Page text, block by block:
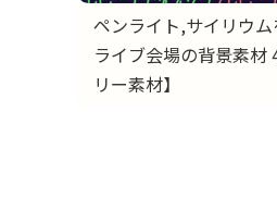
ペンライト,サイリウム
ライブ会場の背景素材
リー素材】